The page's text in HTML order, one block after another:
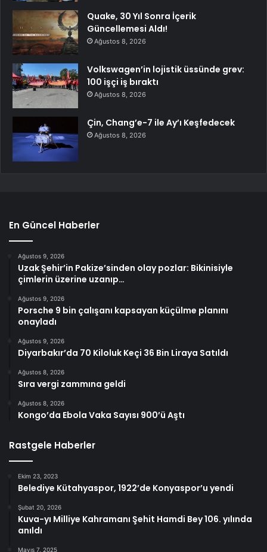
Quake, 30 Yıl Sonra İçerik
Güncellemesi Aldı!
Ağustos 8, 2026
Volkswagen’in lojistik üssünde grev:
100 işçi iş bıraktı
Ağustos 8, 2026
Çin, Chang’e-7 ile Ay’ı Keşfedecek
Ağustos 8, 2026
En Güncel Haberler
Ağustos 9, 2026
Uzak Şehir’in Pakize’sinden olay pozlar: Bikinisiyle
çimlerin üzerine uzanıp…
Ağustos 9, 2026
Porsche 9 bin çalışanı kapsayan küçülme planını
onayladı
Ağustos 9, 2026
Diyarbakır’da 70 Kiloluk Keçi 36 Bin Liraya Satıldı
Ağustos 8, 2026
Sıra vergi zammına geldi
Ağustos 8, 2026
Kongo’da Ebola Vaka Sayısı 900’ü Aştı
Rastgele Haberler
Ekim 23, 2023
Belediye Kütahyaspor, 1922’de Konyaspor’u yendi
Şubat 20, 2026
Kuva-yı Milliye Kahramanı Şehit Hamdi Bey 106. yılında
anıldı
Mayıs 7, 2025